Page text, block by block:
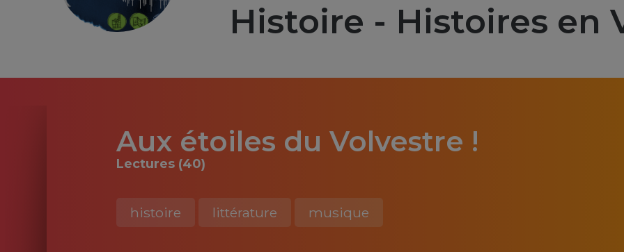
Histoire - Histoires en
Aux étoiles du Volvestre !
Lectures (40)
histoire littérature musique